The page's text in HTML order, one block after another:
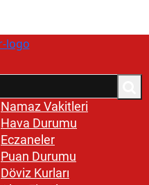
Namaz Vakitleri
Hava Durumu
Eczaneler
Puan Durumu
Döviz Kurları